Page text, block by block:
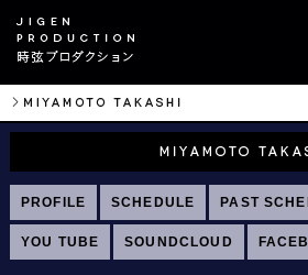
PROFILE SCHEDULE PAST
YOU TUBE SOUNDCLOUD